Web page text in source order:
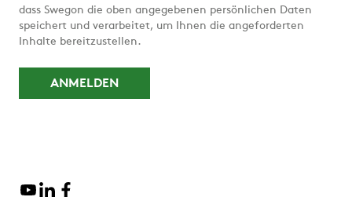
dass Swegon die oben angegebenen persönlichen Daten
speichert und verarbeitet, um Ihnen die angeforderten
Inhalte bereitzustellen.